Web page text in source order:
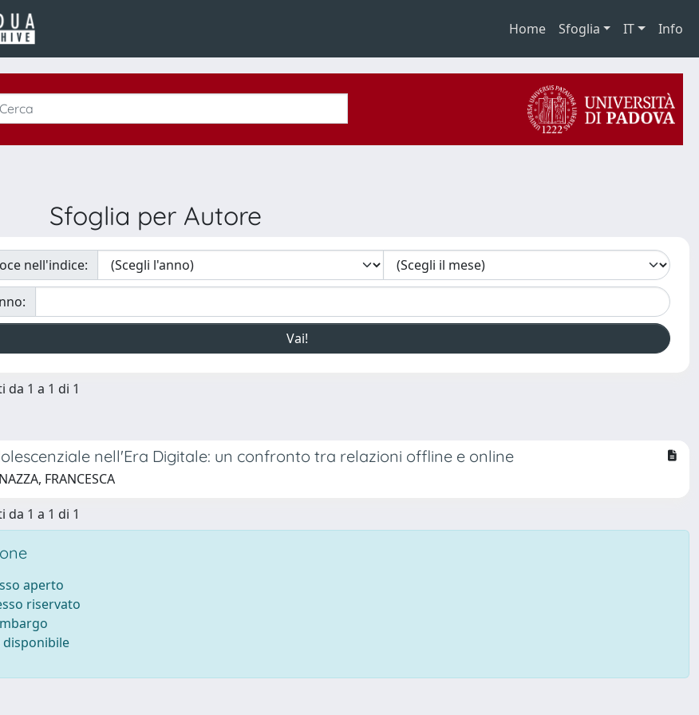
Home Sfoglia IT Info
Sfoglia per Autore
nell'indice:
1 a 1 di 1
nell'Era Digitale: un confronto tra relazioni offline e online
FRANCESCA
1 a 1 di 1
aperto
riservato
disponibile